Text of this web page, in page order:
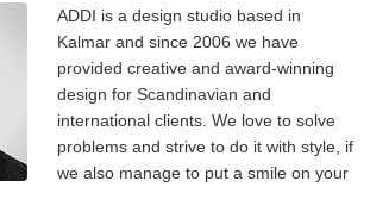
ADDI is a design studio based in
Kalmar and since 2006 we have
provided creative and award-winning
design for Scandinavian and
international clients. We love to solve
problems and strive to do it with style, if
we also manage to put a smile on your